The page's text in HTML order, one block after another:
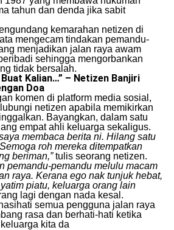
tahun dan denda jika sabit
kemarahan netizen di
mengecam tindakan pemandu-
menjadikan jalan raya awam
sehingga mengorbankan
tidak bersalah.
Kalian…” – Netizen Banjiri
Doa
komen di platform media sosial,
netizen apabila memikirkan
Bayangkan, dalam satu
empat ahli keluarga sekaligus.
membaca berita ni. Hilang satu
roh mereka ditempatkan
beriman,”tulis seorang netizen.
pemandu-pemandu melulu macam
raya. Kerana ego nak tunjuk hebat,
piatu, keluarga orang lain
lagi dengan nada kesal.
semua pengguna jalan raya
rasa dan berhati-hati ketika
kita da